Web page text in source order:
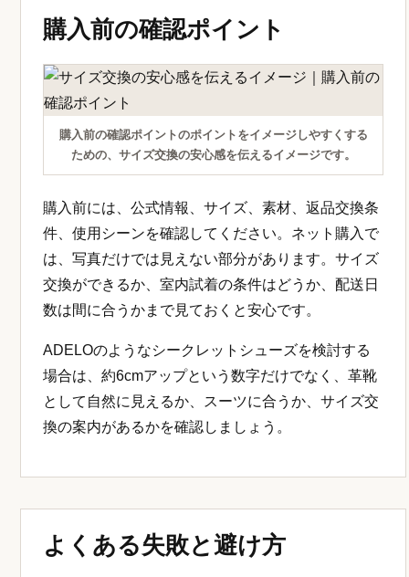
購入前の確認ポイント
購入前の確認ポイントのポイントをイメージしやすくする
ための、サイズ交換の安心感を伝えるイメージです。
購入前には、公式情報、サイズ、素材、返品交換条
件、使用シーンを確認してください。ネット購入で
は、写真だけでは見えない部分があります。サイズ
交換ができるか、室内試着の条件はどうか、配送日
数は間に合うかまで見ておくと安心です。
ADELOのようなシークレットシューズを検討する
場合は、約6cmアップという数字だけでなく、革靴
として自然に見えるか、スーツに合うか、サイズ交
換の案内があるかを確認しましょう。
よくある失敗と避け方